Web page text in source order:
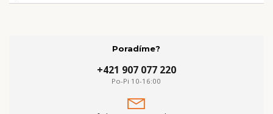
Poradíme?
+421 907 077 220
Po-Pi 10-16:00